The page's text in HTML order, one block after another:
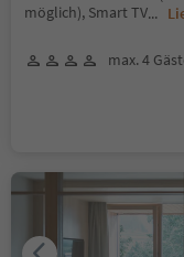
möglich), Smart TV...
max. 4